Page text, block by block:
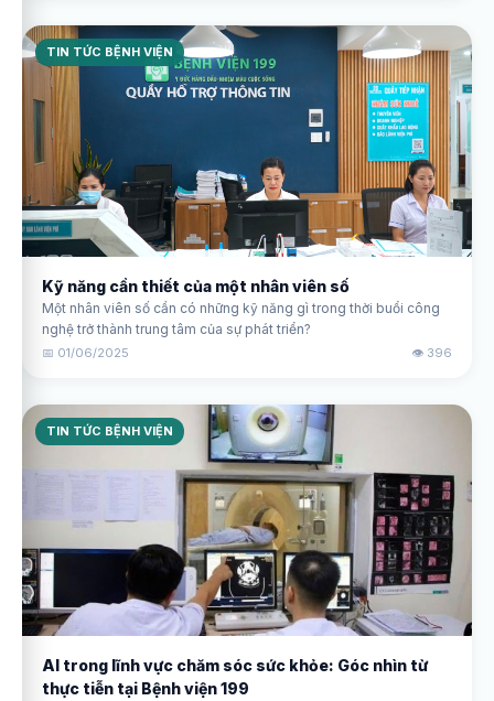
TIN TỨC BỆNH VIỆN
Kỹ năng cần thiết của một nhân viên số
Một nhân viên số cần có những kỹ năng gì trong thời buổi công
nghệ trở thành trung tâm của sự phát triển?
📅 01/06/2025 👁️ 396
TIN TỨC BỆNH VIỆN
AI trong lĩnh vực chăm sóc sức khỏe: Góc nhìn từ
thực tiễn tại Bệnh viện 199